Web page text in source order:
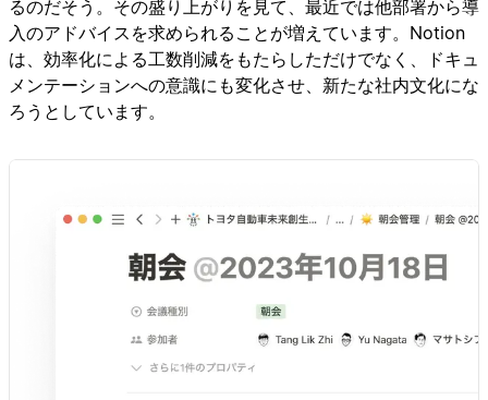
るのだそう。その盛り上がりを見て、最近では他部署から導
入のアドバイスを求められることが増えています。Notion
は、効率化による工数削減をもたらしただけでなく、ドキュ
メンテーションへの意識にも変化させ、新たな社内文化にな
ろうとしています。